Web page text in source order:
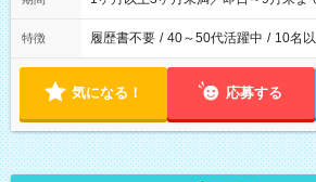
特徴 履歴書不要 / 40～50代活躍中 / 10名
気になる！ 応募する